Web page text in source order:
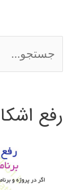
search
س
ج
رفع